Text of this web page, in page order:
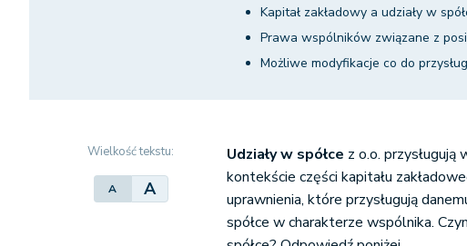
Kapitał zakładowy a udziały w
Prawa wspólników związane z
Możliwe modyfikacje co do
Wielkość tekstu:
A A
Udziały w spółce z o.o.
kontekście części kapitału
uprawnienia, które przysługują
spółce w charakterze wspólnika.